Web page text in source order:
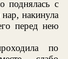
поднялась с
накинула
перед нею
по